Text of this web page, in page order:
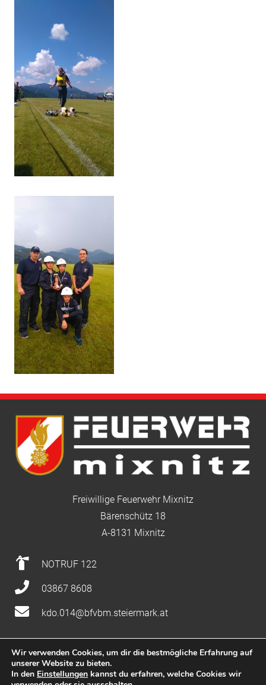
Freiwillige Feuerwehr Mixnitz
Bärenschütz 18
A-8131 Mixnitz
NOTRUF 122
03867 8608
kdo.014@bfvbm.steiermark.at
Impressum|Datenschutz |Nutzung
Wir verwenden Cookies, um dir die bestmögliche Erfahrung auf
unserer Website zu bieten.
In den Einstellungen kannst du erfahren, welche Cookies wir